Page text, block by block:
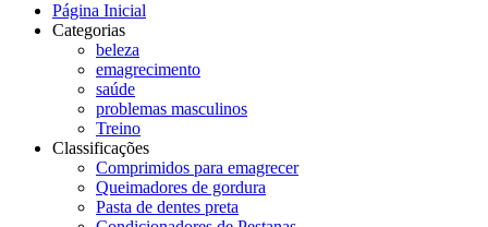
Página Inicial
Categorias
beleza
emagrecimento
saúde
problemas masculinos
Treino
Classificações
Comprimidos para emagrecer
Queimadores de gordura
Pasta de dentes preta